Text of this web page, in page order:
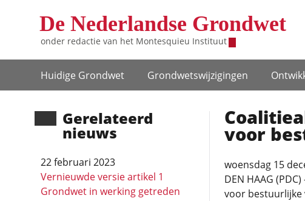
De Nederlandse Grondwet
onder redactie van het Montesquieu Instituut
Hoofdnavigatie
Huidige Grondwet Grondwets­wijzigingen
Gerela­teerd
nieuws
22 februari 2023
Vernieuwde versie artikel 1
Grondwet in werking getreden
voor
woensdag 15
DEN HAAG
voor bestuurlijke